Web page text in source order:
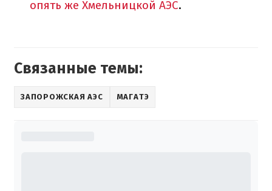
опять же Хмельницкой АЭС.
Связанные темы:
ЗАПОРОЖСКАЯ АЭС МАГАТЭ